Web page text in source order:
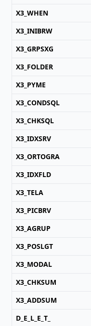
X3_WHEN
X3_INIBRW
X3_GRPSXG
X3_FOLDER
X3_PYME
X3_CONDSQL
X3_CHKSQL
X3_IDXSRV
X3_ORTOGRA
X3_IDXFLD
X3_TELA
X3_PICBRV
X3_AGRUP
X3_POSLGT
X3_MODAL
X3_CHKSUM
X3_ADDSUM
D_E_L_E_T_